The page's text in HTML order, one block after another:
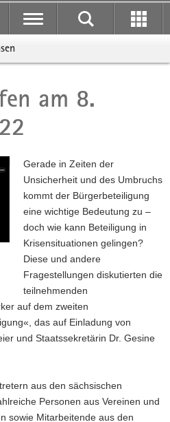
am 8.
Gerade in Zeiten der
Unsicherheit und des Umbruchs
kommt der Bürgerbeteiligung
eine wichtige Bedeutung zu –
doch wie kann Beteiligung in
Krisensituationen gelingen?
Diese und andere
Fragestellungen diskutierten die
teilnehmenden
auf dem zweiten
das auf Einladung von
und Staatssekretärin Dr. Gesine
aus den sächsischen
Personen aus Vereinen und
sowie Mitarbeitende aus den